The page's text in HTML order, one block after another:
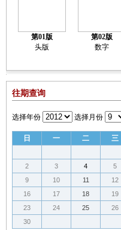
第01版
头版
第02版
数字
往期查询
选择年份 选择月份
日 一 二 三
2
3 4 5
9
10 11 12
16
17 18 19
23
24 25 26
30